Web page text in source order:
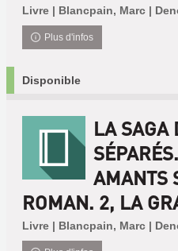
Livre | Blancpain, Marc |
Plus d'infos
Disponible
LA SAGA
AMANTS
ROMAN. 2, LA
Livre | Blancpain, Marc |